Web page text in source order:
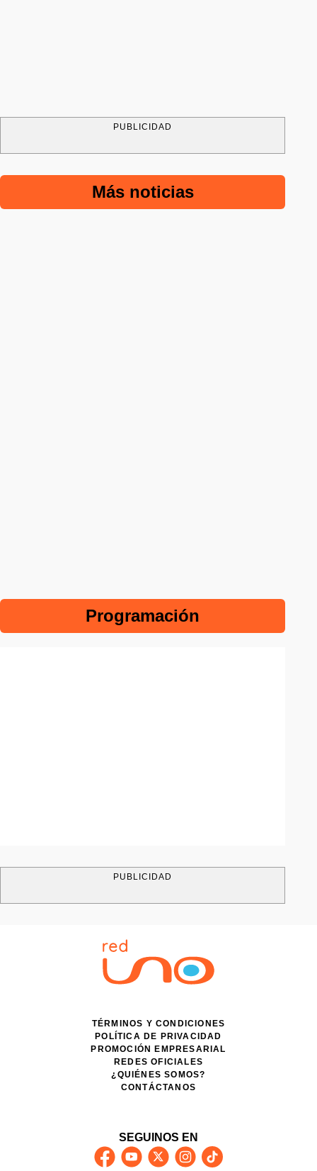
PUBLICIDAD
Más noticias
Programación
PUBLICIDAD
TÉRMINOS Y CONDICIONES
POLÍTICA DE PRIVACIDAD
PROMOCIÓN EMPRESARIAL
REDES OFICIALES
¿QUIÉNES SOMOS?
CONTÁCTANOS
SEGUINOS EN